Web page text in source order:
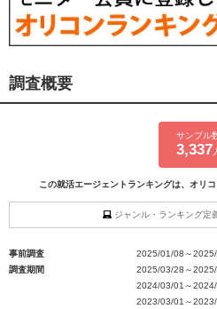
調査概要
サンプル
3,337
この就活エージェントランキングは、オリ
ジャンル・ランキング定
事前調査
2025/01/08～
調査期間
2025/03/28～
2024/03/01～
2023/03/01～